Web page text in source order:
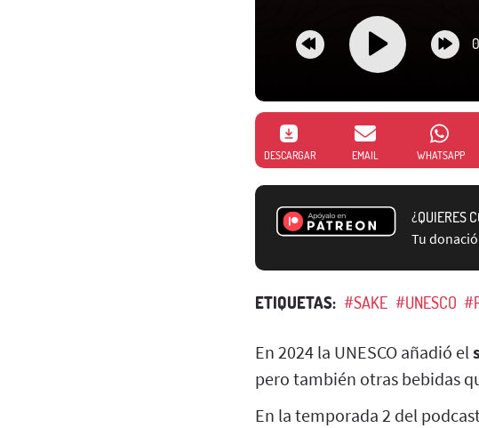
DESCARGAR EMAIL WHATSAPP
¿QUIERES
Tu
ETIQUETAS: #SAKE #UNESCO
En 2024 la UNESCO añadió el
pero también otras bebidas
En la temporada 2 del